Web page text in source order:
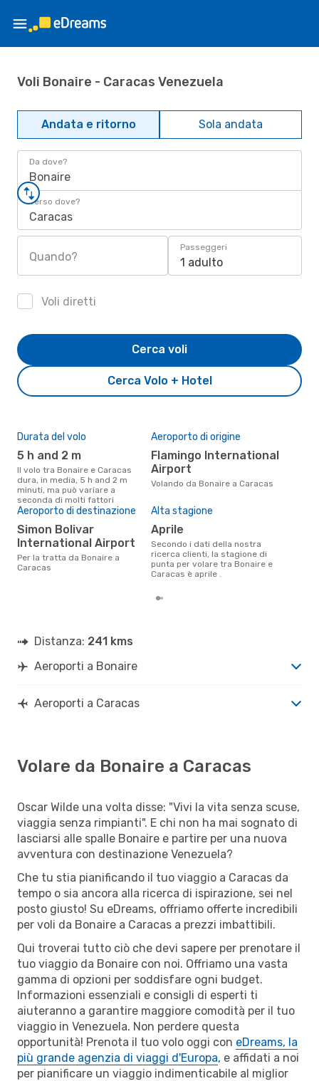
Voli Bonaire - Caracas Venezuela
Andata e ritorno Sola andata
Da dove?
Bonaire
Verso dove?
Caracas
Quando?
Passeggeri
1 adulto
Voli diretti
Cerca Volo + Hotel
Cerca voli
Durata del volo
5 h and 2 m
Il volo tra Bonaire e Caracas
dura, in media, 5 h and 2 m
minuti, ma può variare a
seconda di molti fattori
Aeroporto di origine
Flamingo International
Airport
Volando da Bonaire a Caracas
Aeroporto di destinazione
Simon Bolivar
International Airport
Per la tratta da Bonaire a
Caracas
Alta stagione
aprile
Secondo i dati della nostra
ricerca clienti, la stagione di
punta per volare tra Bonaire e
Caracas è aprile .
Distanza: 241 kms
Aeroporti a Bonaire
Aeroporti a Caracas
Volare da Bonaire a Caracas
Oscar Wilde una volta disse: "Vivi la vita senza scuse,
viaggia senza rimpianti". E chi non ha mai sognato di
lasciarsi alle spalle Bonaire e partire per una nuova
avventura con destinazione Venezuela?
Che tu stia pianificando il tuo viaggio a Caracas da
tempo o sia ancora alla ricerca di ispirazione, sei nel
posto giusto! Su eDreams, offriamo offerte incredibili
per voli da Bonaire a Caracas a prezzi imbattibili.
Qui troverai tutto ciò che devi sapere per prenotare il
tuo viaggio da Bonaire con noi. Offriamo una vasta
gamma di opzioni per soddisfare ogni budget.
Informazioni essenziali e consigli di esperti ti
aiuteranno a garantire maggiore comodità per il tuo
viaggio in Venezuela. Non perdere questa
opportunità! Prenota il tuo volo oggi con eDreams, la
più grande agenzia di viaggi d'Europa, e affidati a noi
per pianificare un viaggio indimenticabile al miglior